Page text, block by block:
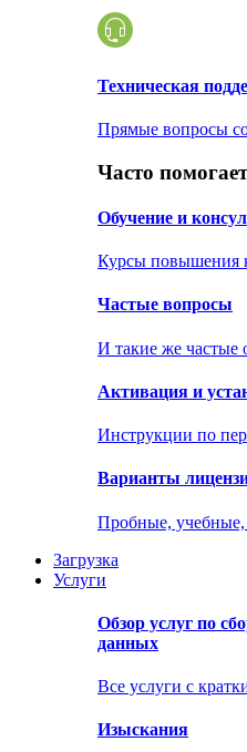
Техническая
Прямые вопросы
Часто помогает
Обучение и
Курсы повышения
Частые вопросы
И такие же частые
Активация и
Инструкции по
Варианты
Пробные, учебные,
Загрузка
Услуги
Обзор услуг по
данных
Все услуги с
Изыскания